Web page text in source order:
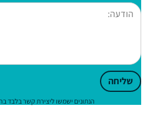
שליחה
הנתונים ישמשו ליצירת קשר בלבד